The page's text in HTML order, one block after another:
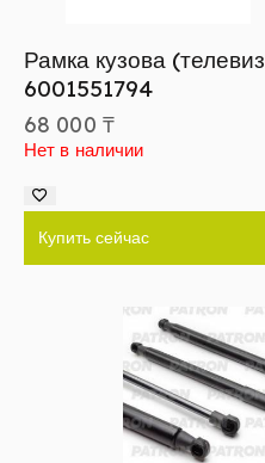
Рамка кузова
6001551794
68 000 ₸
Нет в наличии
Купить сейчас